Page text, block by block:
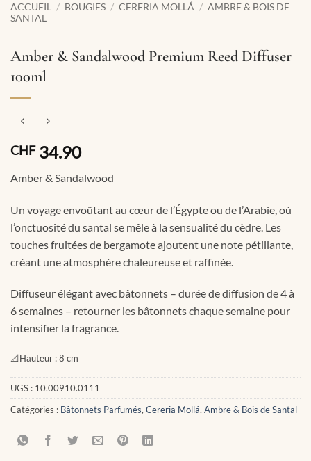
ACCUEIL / BOUGIES / CERERIA MOLLÁ / AMBRE & BOIS DE
SANTAL
Amber & Sandalwood Premium Reed Diffuser
100ml
CHF34.90
Amber & Sandalwood
Un voyage envoûtant au cœur de l’Égypte ou de l’Arabie, où
l’onctuosité du santal se mêle à la sensualité du cèdre. Les
touches fruitées de bergamote ajoutent une note pétillante,
créant une atmosphère chaleureuse et raffinée.
Diffuseur élégant avec bâtonnets – durée de diffusion de 4 à
6 semaines – retourner les bâtonnets chaque semaine pour
intensifier la fragrance.
📐Hauteur :8 cm
UGS : 10.00910.0111
Catégories : Bâtonnets Parfumés, Cereria Mollá, Ambre & Bois de Santal